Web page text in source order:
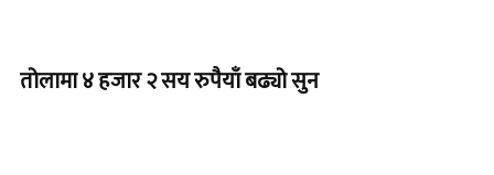
तोलामा ४ हजार २ सय रुपैयाँ बढ्यो सुन